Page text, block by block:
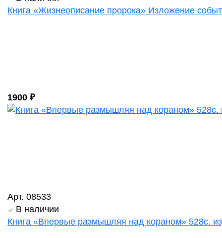
Книга «Жизнеописание пророка» Изложение
1900 ₽
Арт. 08533
В наличии
Книга «Впервые размышляя над кораном» 528с.